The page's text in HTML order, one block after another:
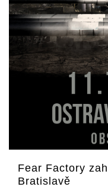
Fear Factory
Bratislavě